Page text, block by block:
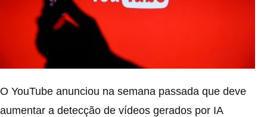
O YouTube anunciou na semana passada que deve
aumentar a detecção de vídeos gerados por IA